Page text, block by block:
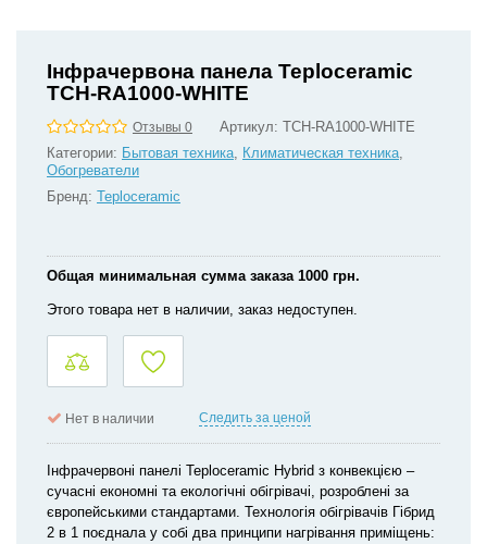
Інфрачервона панела Teploceramic
TCH-RA1000-WHITE
Отзывы 0 Артикул: TCH-RA1000-WHITE
Категории: Бытовая техника, Климатическая техника,
Обогреватели
Бренд: Teploceramic
Общая минимальная сумма заказа 1000 грн.
Этого товара нет в наличии, заказ недоступен.
Нет в наличии Следить за ценой
Інфрачервоні панелі Teploceramic Hybrid з конвекцією –
сучасні економні та екологічні обігрівачі, розроблені за
європейськими стандартами. Технологія обігрівачів Гібрид
2 в 1 поєднала у собі два принципи нагрівання приміщень: